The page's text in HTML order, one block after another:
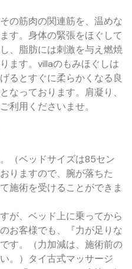
の筋肉の関連筋を、温めな
す。身体の緊張をほぐして
、脂肪には刺激を与え燃焼
ます。villaのもみほぐしは
るとすぐに柔らかくなる良
なっております。肩凝り、
利用くださいませ。
（ベッドサイズは85セン
りますので、腕が落ちた
施術を受けることができま
が、ベッド上に乗ってから
お客様でも、『力が足りな
す。（力加減は、施術前の
。）タイ古式マッサージ